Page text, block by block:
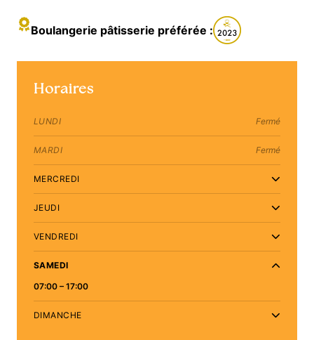
Boulangerie pâtisserie préférée :
Horaires
LUNDI Fermé
MARDI Fermé
MERCREDI
JEUDI
VENDREDI
SAMEDI
07:00 – 17:00
DIMANCHE